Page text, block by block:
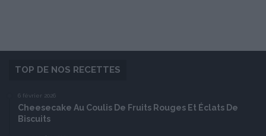
TOP DE NOS RECETTES
6 février 2026
Cheesecake Au Coulis De Fruits Rouges Et Éclats De
Biscuits